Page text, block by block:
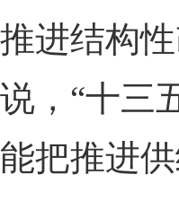
推进结构
说，“十三
能把推进